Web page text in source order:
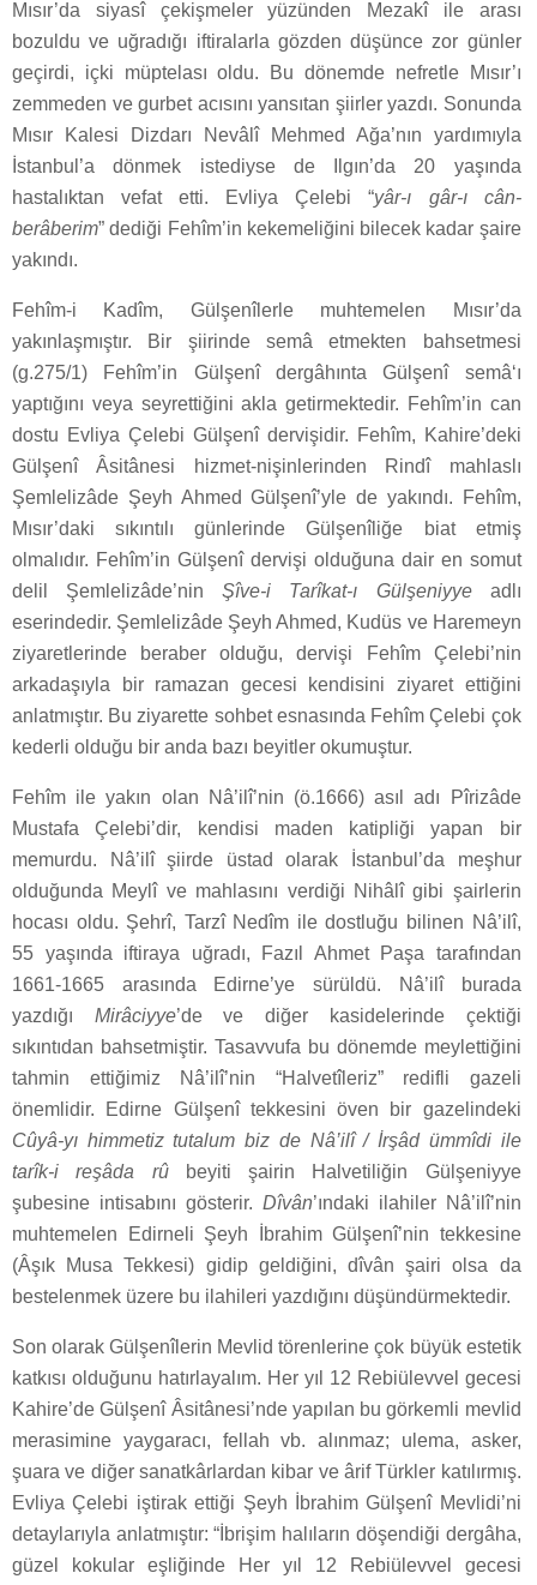
Mısır’da siyasî çekişmeler yüzünden Mezakî ile arası
bozuldu ve uğradığı iftiralarla gözden düşünce zor günler
geçirdi, içki müptelası oldu. Bu dönemde nefretle Mısır’ı
zemmeden ve gurbet acısını yansıtan şiirler yazdı. Sonunda
Mısır Kalesi Dizdarı Nevâlî Mehmed Ağa’nın yardımıyla
İstanbul’a dönmek istediyse de Ilgın’da 20 yaşında
hastalıktan vefat etti. Evliya Çelebi “yâr-ı gâr-ı cân-
berâberim” dediği Fehîm’in kekemeliğini bilecek kadar şaire
yakındı.
Fehîm-i Kadîm, Gülşenîlerle muhtemelen Mısır’da
yakınlaşmıştır. Bir şiirinde semâ etmekten bahsetmesi
(g.275/1) Fehîm’in Gülşenî dergâhınta Gülşenî semâ‘ı
yaptığını veya seyrettiğini akla getirmektedir. Fehîm’in can
dostu Evliya Çelebi Gülşenî dervişidir. Fehîm, Kahire’deki
Gülşenî Âsitânesi hizmet-nişinlerinden Rindî mahlaslı
Şemlelizâde Şeyh Ahmed Gülşenî’yle de yakındı. Fehîm,
Mısır’daki sıkıntılı günlerinde Gülşenîliğe biat etmiş
olmalıdır. Fehîm’in Gülşenî dervişi olduğuna dair en somut
delil Şemlelizâde’ninŞîve-i Tarîkat-ı Gülşeniyye adlı
eserindedir. Şemlelizâde Şeyh Ahmed, Kudüs ve Haremeyn
ziyaretlerinde beraber olduğu, dervişi Fehîm Çelebi’nin
arkadaşıyla bir ramazan gecesi kendisini ziyaret ettiğini
anlatmıştır. Bu ziyarette sohbet esnasında Fehîm Çelebi çok
kederli olduğu bir anda bazı beyitler okumuştur.
Fehîm ile yakın olan Nâ’ilî’nin (ö.1666) asıl adı Pîrizâde
Mustafa Çelebi’dir, kendisi maden katipliği yapan bir
memurdu. Nâ’ilî şiirde üstad olarak İstanbul’da meşhur
olduğunda Meylî ve mahlasını verdiği Nihâlî gibi şairlerin
hocası oldu. Şehrî, Tarzî Nedîm ile dostluğu bilinen Nâ’ilî,
55 yaşında iftiraya uğradı, Fazıl Ahmet Paşa tarafından
1661-1665 arasında Edirne’ye sürüldü. Nâ’ilî burada
yazdığı Mirâciyye’de ve diğer kasidelerinde çektiği
sıkıntıdan bahsetmiştir. Tasavvufa bu dönemde meylettiğini
tahmin ettiğimiz Nâ’ilî’nin “Halvetîleriz” redifli gazeli
önemlidir. Edirne Gülşenî tekkesini öven bir gazelindeki
Cûyâ-yı himmetiz tutalum biz de Nâ’ilî / İrşâd ümmîdi ile
tarîk-i reşâda rûbeyiti şairin Halvetiliğin Gülşeniyye
şubesine intisabını gösterir. Dîvân’ındaki ilahiler Nâ’ilî’nin
muhtemelen Edirneli Şeyh İbrahim Gülşenî’nin tekkesine
(Âşık Musa Tekkesi) gidip geldiğini, dîvân şairi olsa da
bestelenmek üzere bu ilahileri yazdığını düşündürmektedir.
Son olarak Gülşenîlerin Mevlid törenlerine çok büyük estetik
katkısı olduğunu hatırlayalım. Her yıl 12 Rebiülevvel gecesi
Kahire’de Gülşenî Âsitânesi’nde yapılan bu görkemli mevlid
merasimine yaygaracı, fellah vb. alınmaz; ulema, asker,
şuara ve diğer sanatkârlardan kibar ve ârif Türkler katılırmış.
Evliya Çelebi iştirak ettiği Şeyh İbrahim Gülşenî Mevlidi’ni
detaylarıyla anlatmıştır: “İbrişim halıların döşendiği dergâha,
güzel kokular eşliğinde Her yıl 12 Rebiülevvel gecesi